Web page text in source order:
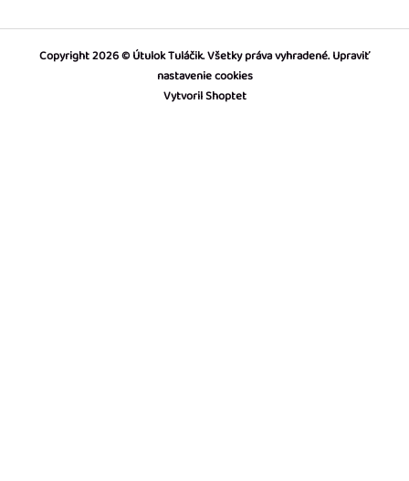
Vytvoril Shoptet
Copyright 2026 Útulok Tuláčik. Všetky práva vyhradené.Upraviť
nastavenie cookies